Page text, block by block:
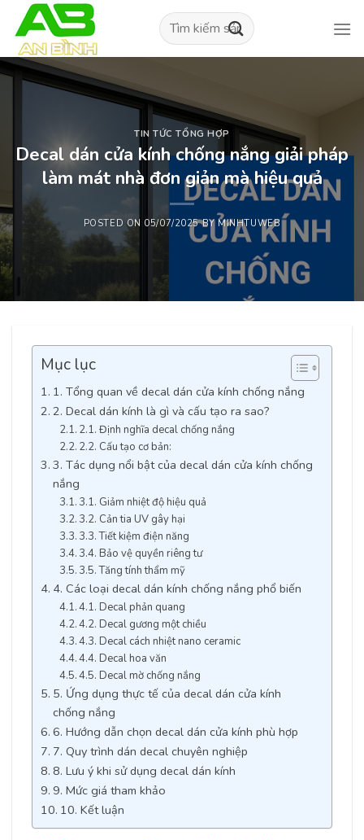
content
Tìm
kiếm:
TIN TỨC TỔNG HỢP
Decal dán cửa kính chống nắng giải pháp
làm mát nhà đơn giản mà hiệu quả
POSTED ON 05/07/2025 BY MINHTUWEB
Mục lục
1. Tổng quan về decal dán cửa kính chống nắng
2. Decal dán kính là gì và cấu tạo ra sao?
2.1. Định nghĩa decal chống nắng
2.2. Cấu tạo cơ bản:
3. Tác dụng nổi bật của decal dán cửa kính chống
nắng
3.1. Giảm nhiệt độ hiệu quả
3.2. Cản tia UV gây hại
3.3. Tiết kiệm điện năng
3.4. Bảo vệ quyền riêng tư
3.5. Tăng tính thẩm mỹ
4. Các loại decal dán kính chống nắng phổ biến
4.1. Decal phản quang
4.2. Decal gương một chiều
4.3. Decal cách nhiệt nano ceramic
4.4. Decal hoa văn
4.5. Decal mờ chống nắng
5. Ứng dụng thực tế của decal dán cửa kính
chống nắng
6. Hướng dẫn chọn decal dán cửa kính phù hợp
7. Quy trình dán decal chuyên nghiệp
8. Lưu ý khi sử dụng decal dán kính
9. Mức giá tham khảo
10. Kết luận